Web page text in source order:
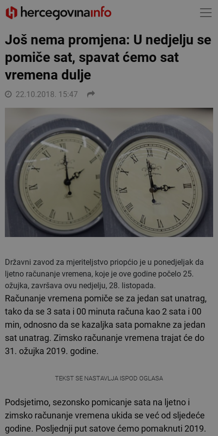
Još nema promjena: U nedjelju se
pomiče sat, spavat ćemo sat
vremena dulje
22.10.2018. 15:47
Državni zavod za mjeriteljstvo priopćio je u ponedjeljak da
ljetno računanje vremena, koje je ove godine počelo 25.
ožujka, završava ovu nedjelju, 28. listopada.
Računanje vremena pomiče se za jedan sat unatrag,
tako da se 3 sata i 00 minuta računa kao 2 sata i 00
min, odnosno da se kazaljka sata pomakne za jedan
sat unatrag. Zimsko računanje vremena trajat će do
31. ožujka 2019. godine.
TEKST SE NASTAVLJA ISPOD OGLASA
Podsjetimo, sezonsko pomicanje sata na ljetno i
zimsko računanje vremena ukida se već od sljedeće
godine. Posljednji put satove ćemo pomaknuti 2019.